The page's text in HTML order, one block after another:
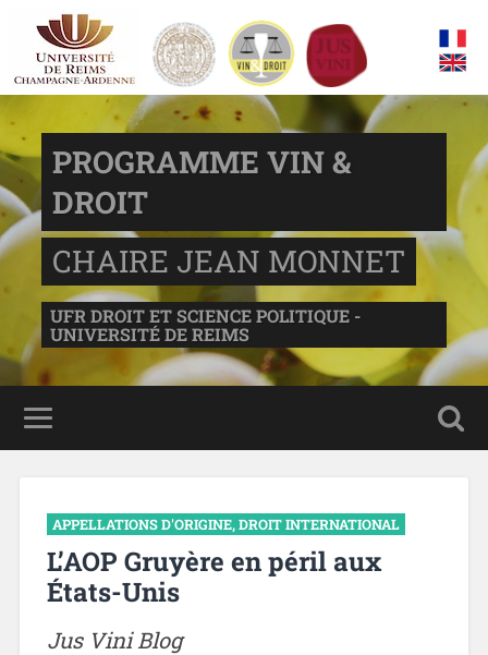
PROGRAMME VIN &
DROIT
CHAIRE JEAN MONNET
UFR DROIT ET SCIENCE POLITIQUE -
UNIVERSITÉ DE REIMS
APPELLATIONS D'ORIGINE,DROIT INTERNATIONAL
L’AOP Gruyère en péril aux
États-Unis
Jus Vini Blog